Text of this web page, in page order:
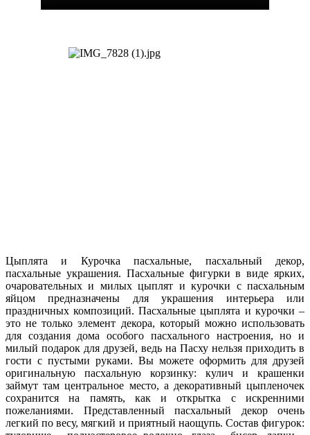
Цыплята и Курочка пасхальные, пасхальный декор,
пасхальные украшения. Пасхальные фигурки в виде ярких,
очаровательных и милых цыплят и курочки c пасхальным
яйцом предназначены для украшения интерьера или
праздничных композиций. Пасхальные цыплята и курочки –
это не только элемент декора, который можно использовать
для создания дома особого пасхального настроения, но и
милый подарок для друзей, ведь на Пасху нельзя приходить в
гости с пустыми руками. Вы можете оформить для друзей
оригинальную пасхальную корзинку: кулич и крашенки
займут там центральное место, а декоративный цыпленочек
сохранится на память, как и открытка с искренними
пожеланиями. Представленный пасхальный декор очень
легкий по весу, мягкий и приятный наощупь. Состав фигурок: